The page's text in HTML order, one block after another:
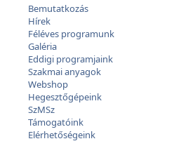
Bemutatkozás
Hírek
Féléves programunk
Galéria
Eddigi programjaink
Szakmai anyagok
Webshop
Hegesztőgépeink
SzMSz
Támogatóink
Elérhetőségeink